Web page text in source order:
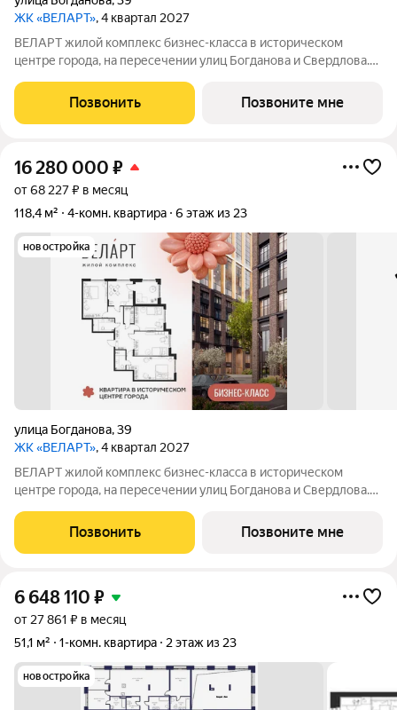
ЖК «ВЕЛАРТ», 4 квартал 2027
ВЕЛАРТ жилой комплекс бизнес-класса в историческом
центре города, на пересечении улиц Богданова и Свердлова.
своей архитектурой Клинкерная плитка и композитные панели
Позвонить Позвоните мне
16 280 000 ₽
от 68 227 ₽ в месяц
118,4 м²
4-комн. квартира 6 этаж из 23
новостройка
улица Богданова,39
ЖК «ВЕЛАРТ», 4 квартал 2027
ВЕЛАРТ жилой комплекс бизнес-класса в историческом
центре города, на пересечении улиц Богданова и Свердлова.
своей архитектурой Клинкерная плитка и композитные панели
Позвонить Позвоните мне
6 648 110 ₽
от 27 861 ₽ в месяц
51,1 м²
1-комн. квартира 2 этаж из 23
новостройка